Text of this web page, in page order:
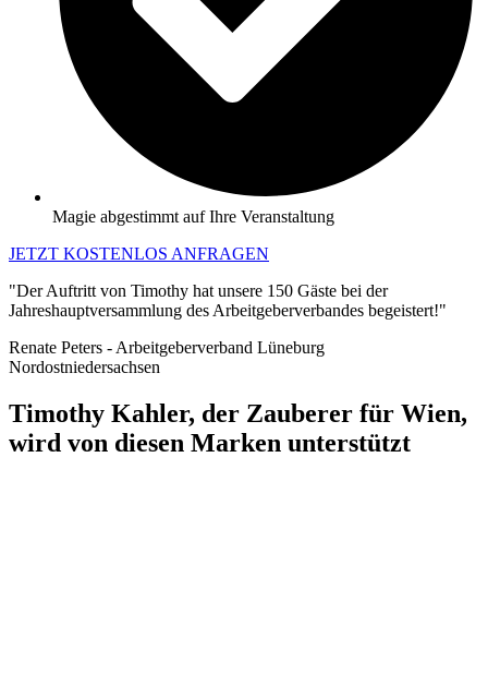
Magie abgestimmt auf Ihre Veranstaltung
JETZT KOSTENLOS ANFRAGEN
"Der Auftritt von Timothy hat unsere 150 Gäste bei der
Jahreshauptversammlung des Arbeitgeberverbandes begeistert!"
Renate Peters - Arbeitgeberverband Lüneburg
Nordostniedersachsen
Timothy Kahler, der Zauberer für Wien,
wird von diesen Marken unterstützt